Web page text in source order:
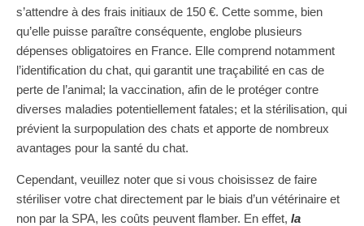
s’attendre à des frais initiaux de 150 €. Cette somme, bien
qu’elle puisse paraître conséquente, englobe plusieurs
dépenses obligatoires en France. Elle comprend notamment
l’identification du chat, qui garantit une traçabilité en cas de
perte de l’animal; la vaccination, afin de le protéger contre
diverses maladies potentiellement fatales; et la stérilisation, qui
prévient la surpopulation des chats et apporte de nombreux
avantages pour la santé du chat.
Cependant, veuillez noter que si vous choisissez de faire
stériliser votre chat directement par le biais d’un vétérinaire et
non par la SPA, les coûts peuvent flamber. En effet, la